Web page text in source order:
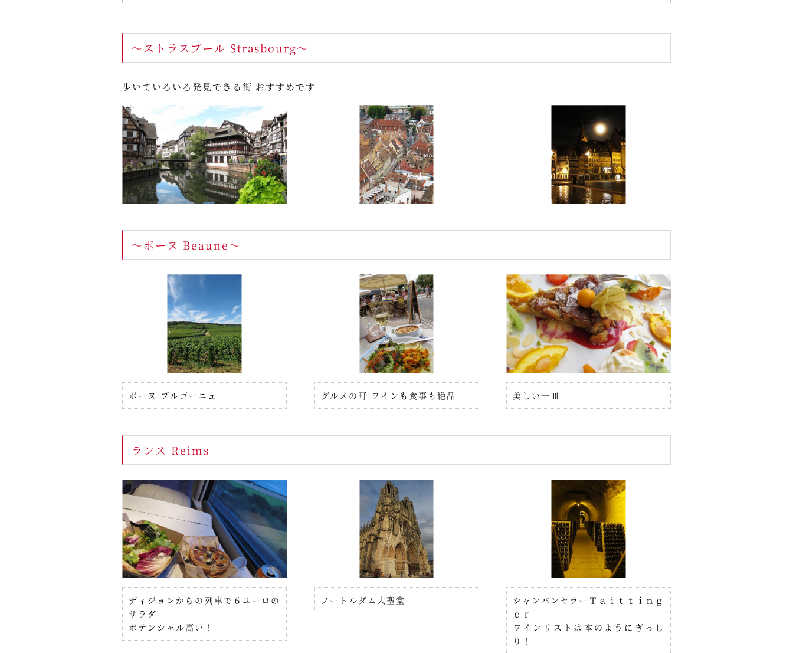
～ストラスブール Strasbourg～
歩いていろいろ発見できる街 おすすめです
～ボーヌ Beaune～
ボーヌ ブルゴーニュ グルメの町 ワインも食事も絶品 美しい一皿
ランス Reims
ディジョンからの列車で６ユーロの
サラダ
ポテンシャル高い！
ノートルダム大聖堂
シャンパンセラーＴａｉｔｔｉｎｇ
ｅｒ
ワインリストは本のようにぎっし
り！